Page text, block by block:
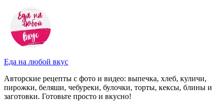
Перейти
содержимому
Еда на любой вкус
Авторские рецепты с фото и видео: выпечка, хлеб, куличи,
пирожки, беляши, чебуреки, булочки, торты, кексы, блины и
заготовки. Готовьте просто и вкусно!